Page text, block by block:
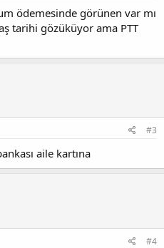
ödemesinde görünen var mı
tarihi gözüküyor ama PTT
#3
aile kartına
#4